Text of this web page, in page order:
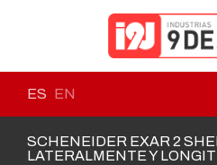
ES EN
SCHENEIDER EXAR 2
LATERALMENTE Y